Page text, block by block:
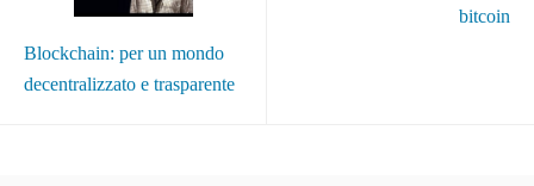
Blockchain: per un mondo
decentralizzato e trasparente
bitcoin